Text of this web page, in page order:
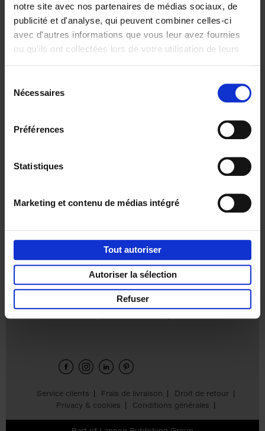
notre site avec nos partenaires de médias sociaux, de
publicité et d'analyse, qui peuvent combiner celles-ci
avec d'autres informations que vous leur avez fournies
ou qu'ils ont collectées lors de votre utilisation de leurs
Nécessaires
Préférences
Statistiques
Marketing et contenu de médias intégré
Tout autoriser
Autoriser la sélection
Refuser
€35,50
Content Marketing like a
Ajouter au panier
Service clients Frais de livraison
Droit de retour
Privacy & cookies
Conditions générales
Envie de bonnes idées de lecture, de